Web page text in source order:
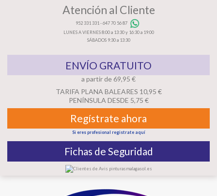
Atención al Cliente
952 331 331 -647 70 56 87
LUNES A VIERNES 8:00 a 13:30 y 16:30 a 19:00
SÁBADOS 9:30 a 13:30
ENVÍO GRATUITO
a partir de 69,95 €
TARIFA PLANA BALEARES 10,95 €
PENÍNSULA DESDE 5,75 €
Regístrate ahora
Si eres profesional registrate aquí
Fichas de Seguridad